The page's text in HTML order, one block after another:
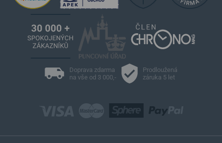
Doprava zdarma
na vše od 3 000,-
Prodloužená
záruka 5 let